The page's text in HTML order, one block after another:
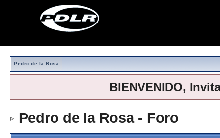
Pedro de la Rosa
BIENVENIDO,
Pedro de la Rosa - Foro